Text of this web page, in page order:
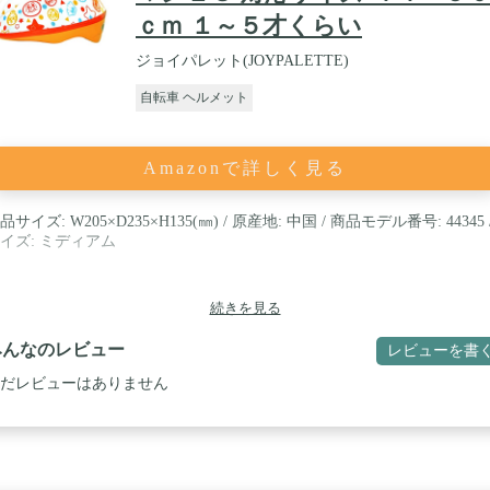
ｃｍ １～５才くらい
ジョイパレット(JOYPALETTE)
自転車 ヘルメット
Amazonで詳しく見る
サイズ: W205×D235×H135(㎜) / 原産地: 中国 / 商品モデル番号: 44345
ズ: ミディアム
続きを見る
なのレビュー レビューを書
レビューはありません